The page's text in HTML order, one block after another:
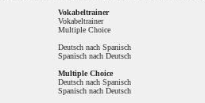
Vokabeltrainer
Vokabeltrainer
Multiple Choice
Deutsch nach Spanisch
Spanisch nach Deutsch
Multiple Choice
Deutsch nach Spanisch
Spanisch nach Deutsch